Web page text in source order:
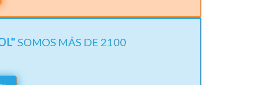
SOMOS MÁS DE 2100